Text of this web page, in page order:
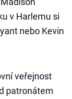
v Harlemu si
nebo Kevin
veřejnost
patronátem